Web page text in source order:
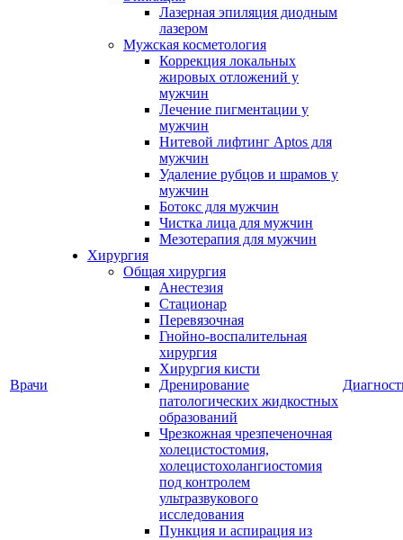
Врачи
Лазерная эпиляция диодным
лазером
Мужская косметология
Коррекция локальных
жировых отложений у
мужчин
Лечение пигментации у
мужчин
Нитевой лифтинг Aptos для
мужчин
Удаление рубцов и шрамов у
мужчин
Ботокс для мужчин
Чистка лица для мужчин
Мезотерапия для мужчин
Хирургия
Общая хирургия
Анестезия
Стационар
Перевязочная
Гнойно-воспалительная
хирургия
Хирургия кисти
Дренирование
патологических жидкостных
образований
Чрезкожная чрезпеченочная
холецистостомия,
холецистохолангиостомия
под контролем
ультразвукового
исследования
Пункция и аспирация из